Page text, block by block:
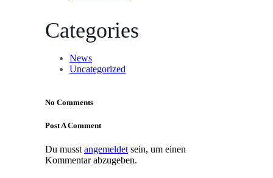
Categories
News
Uncategorized
No Comments
Post A Comment
Du musst angemeldet sein, um einen
Kommentar abzugeben.